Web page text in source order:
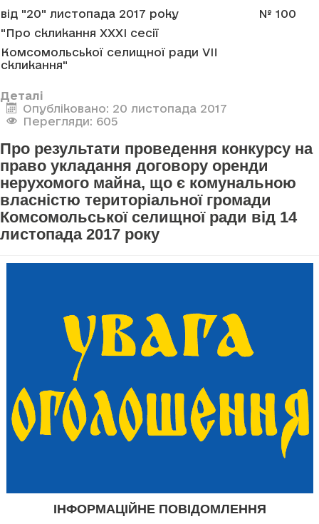
від "20" листопада 2017 року
"Про скликання XXXI сесії
Комсомольської селищної ради VII
скликання"
№ 100
Деталі
Опубліковано: 20 листопада 2017
Перегляди: 605
Про результати проведення конкурсу на
право укладання договору оренди
нерухомого майна, що є комунальною
власністю територіальної громади
Комсомольської селищної ради від 14
листопада 2017 року
ІНФОРМАЦІЙНЕ ПОВІДОМЛЕННЯ